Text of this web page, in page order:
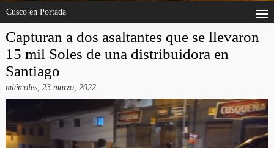
Cusco en Portada
Capturan a dos asaltantes que se llevaron
15 mil Soles de una distribuidora en
Santiago
miércoles, 23 marzo, 2022